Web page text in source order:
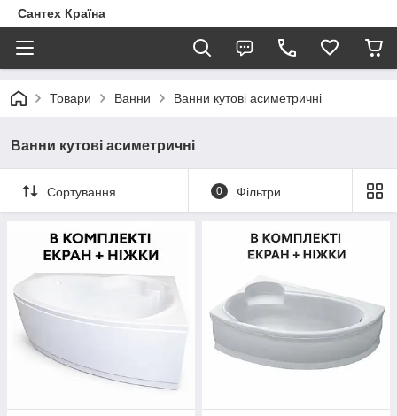
Сантех Країна
Товари Ванни Ванни кутові асиметричні
Ванни кутові асиметричні
Сортування 0 Фільтри